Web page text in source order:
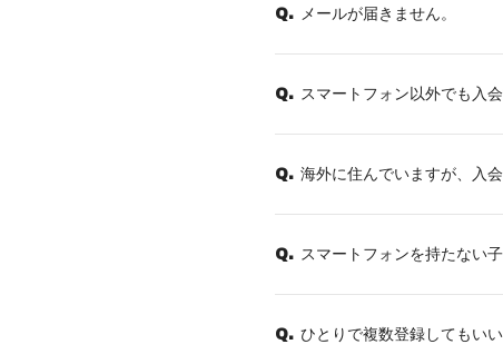
Q. メールが届きません。
Q. スマートフォン以外でも入
Q. 海外に住んでいますが、入
Q. スマートフォンを持たない
Q. ひとりで複数登録してもい